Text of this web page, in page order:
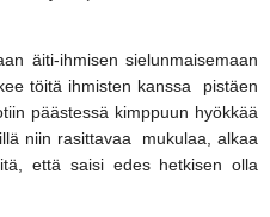
äiti-ihmisen sielunmaisemaan
töitä ihmisten kanssa pistäen
päästessä kimppuun hyökkää
niin rasittavaa mukulaa, alkaa
että saisi edes hetkisen olla